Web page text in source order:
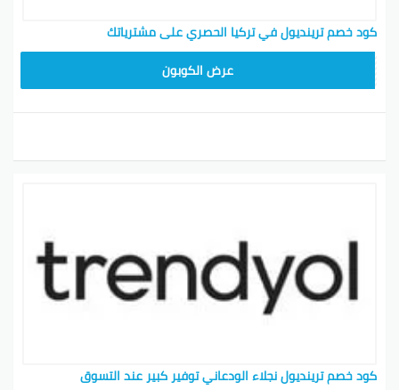
كود خصم ترينديول في تركيا الحصري على مشترياتك
عرض الكوبون
كود خصم ترينديول نجلاء الودعاني توفير كبير عند التسوق